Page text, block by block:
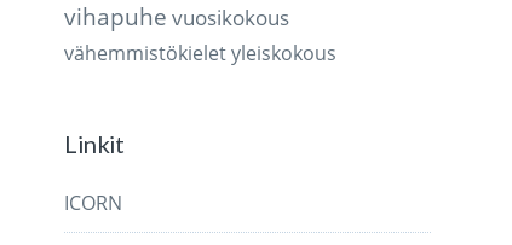
vihapuhe vuosikokous
vähemmistökieletyleiskokous
Linkit
ICORN